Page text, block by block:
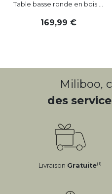
Table basse ronde en bois ...
169,99
Miliboo,
des
Livraison Gratuite(1)